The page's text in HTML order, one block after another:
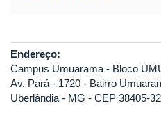
Endereço:
Campus Umuarama - Bloco
Av. Pará - 1720 - Bairro
Uberlândia - MG - CEP 38405-